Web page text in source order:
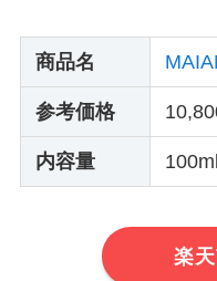
商品名
参考価格
内容量
楽